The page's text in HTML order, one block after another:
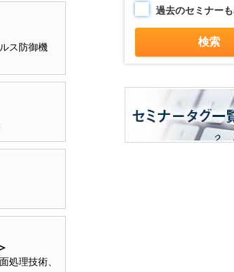
ス防御機
処理技術、
過去のセミナー